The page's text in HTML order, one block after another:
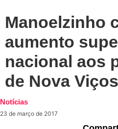
Manoelzinho
aumento
nacional aos
de Nova
Notícias
23 de março de 2017